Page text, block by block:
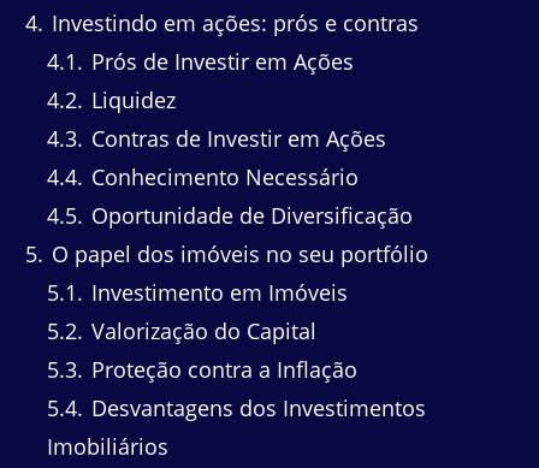
4 Investindo em ações: prós e contras
4.1
Prós de Investir em Ações
4.2 Liquidez
4.3 Contras de Investir em Ações
4.4 Conhecimento Necessário
4.5 Oportunidade de Diversificação
5 O papel dos imóveis no seu portfólio
5.1
Investimento em Imóveis
5.2 Valorização do Capital
5.3 Proteção contra a Inflação
5.4 Desvantagens dos Investimentos
Imobiliários